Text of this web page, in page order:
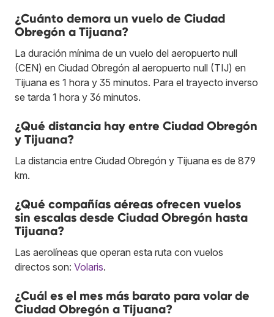
¿Cuánto demora un vuelo de Ciudad
Obregón a Tijuana?
La duración mínima de un vuelo del aeropuerto null
(CEN) en Ciudad Obregón al aeropuerto null (TIJ) en
Tijuana es 1 hora y 35 minutos. Para el trayecto inverso
se tarda 1 hora y 36 minutos.
¿Qué distancia hay entre Ciudad Obregón
y Tijuana?
La distancia entre Ciudad Obregón y Tijuana es de 879
km.
¿Qué compañías aéreas ofrecen vuelos
sin escalas desde Ciudad Obregón hasta
Tijuana?
Las aerolíneas que operan esta ruta con vuelos
directos son: Volaris.
¿Cuál es el mes más barato para volar de
Ciudad Obregón a Tijuana?